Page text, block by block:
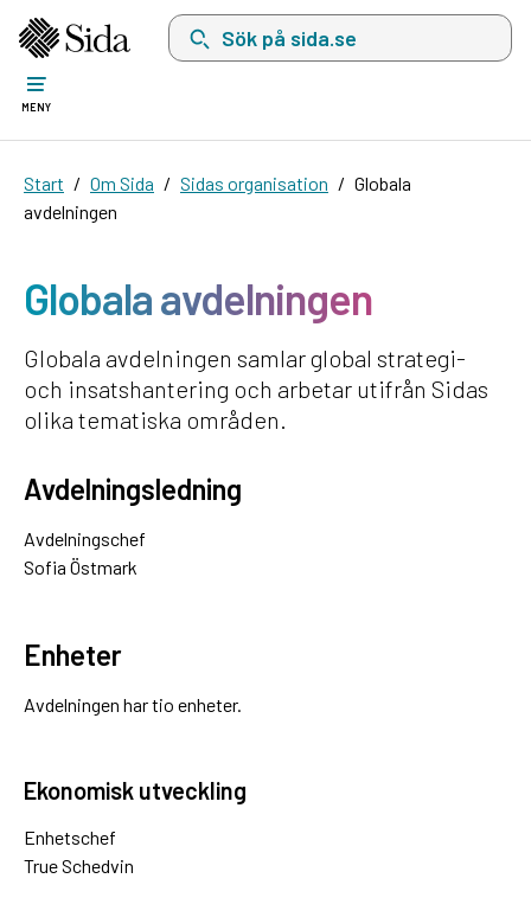
Sök på sida.se, sökförslag kommer att visas
MENY
Start Om Sida Sidas organisation
Globala
avdelningen
Globala avdelningen
Globala avdelningen samlar global strategi-
och insatshantering och arbetar utifrån Sidas
olika tematiska områden.
Avdelningsledning
Avdelningschef
Sofia Östmark
Enheter
Avdelningen har tio enheter.
Ekonomisk utveckling
Enhetschef
True Schedvin